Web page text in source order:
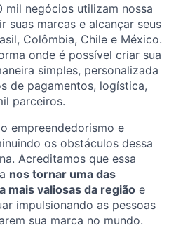
mil negócios utilizam nossa
suas marcas e alcançar seus
Colômbia, Chile e México.
onde é possível criar sua
simples, personalizada
de pagamentos, logística,
parceiros.
empreendedorismo e
os obstáculos dessa
Acreditamos que essa
nos tornar uma das
mais valiosas da região e
impulsionando as pessoas
sua marca no mundo.